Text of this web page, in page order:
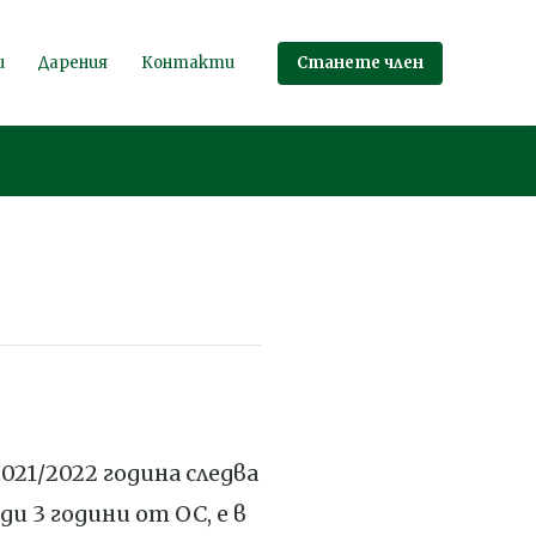
Дарения Контакти Станете член
2022 година следва
3 години от ОС, е в